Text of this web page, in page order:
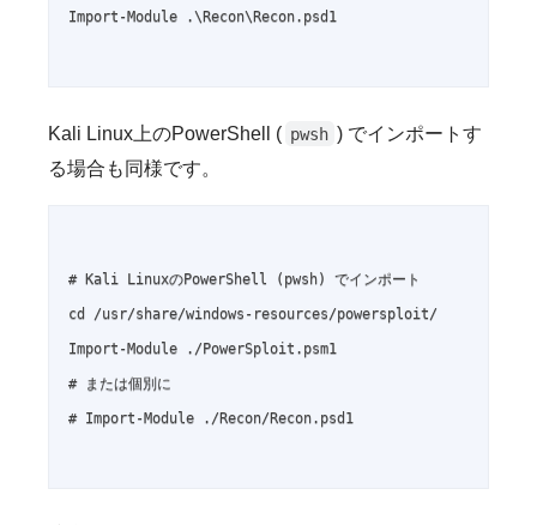
Import-Module .\Recon\Recon.psd1
Kali Linux上のPowerShell ( pwsh ) でインポートす
る場合も同様です。
# Kali LinuxのPowerShell (pwsh) でインポート
cd /usr/share/windows-resources/powersploit/
Import-Module ./PowerSploit.psm1
# または個別に
# Import-Module ./Recon/Recon.psd1